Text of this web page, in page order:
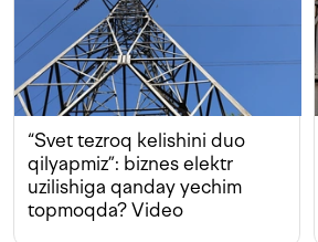
“Svet tezroq kelishini duo
qilyapmiz”: biznes elektr
uzilishiga qanday yechim
topmoqda? Video